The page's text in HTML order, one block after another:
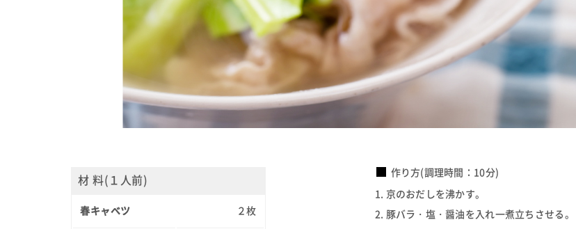
材 料(１人前)
春キャベツ ２枚
作り方(調理時間：10分)
京のおだしを沸かす。
豚バラ・塩・醤油を入れ一煮立ちさせる。